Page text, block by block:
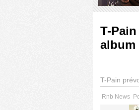
T-
album
T-Pain
Rnb News